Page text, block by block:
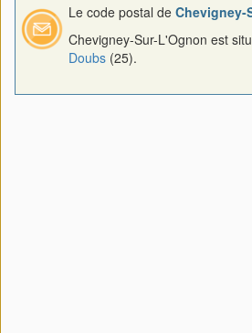
Le code postal de Chevigney-
Chevigney-Sur-L'Ognon est
Doubs (25).